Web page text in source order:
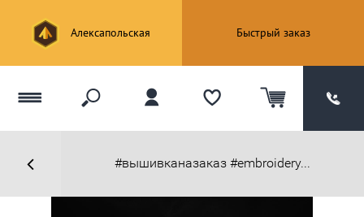
Алексапольская Быстрый заказ
#вышивканазаказ #embroidery...